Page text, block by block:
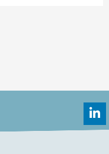
L
i
n